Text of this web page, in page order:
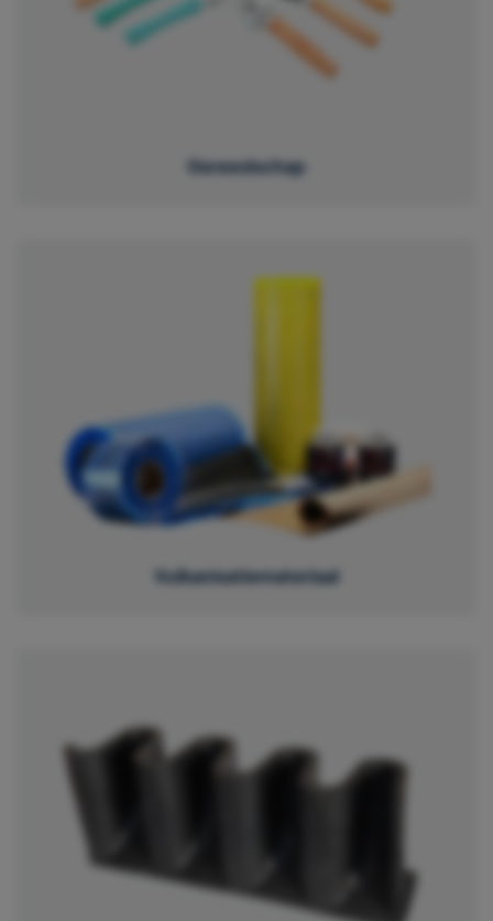
Gereedschap
Vulkanisatiemateriaal